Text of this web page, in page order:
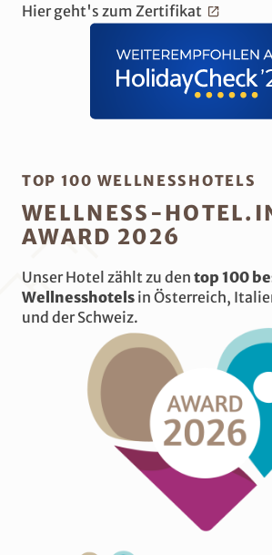
Hier geht's zum Zertifikat
TOP 100 WELLNESSHOTELS
WELLNESS-
AWARD 2026
Unser Hotel zählt zu den top 100
Wellnesshotels in Österreich,
und der Schweiz.